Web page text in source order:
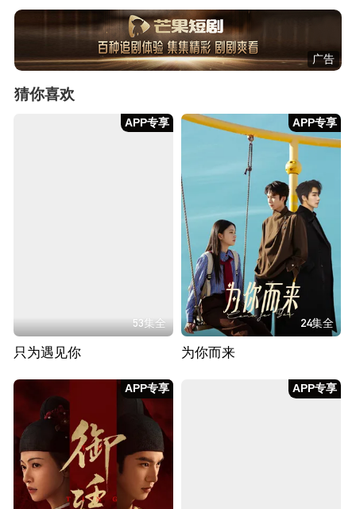
广告
猜你喜欢
APP专享
53集全
只为遇见你
APP专享
24集全
为你而来
APP专享 APP专享